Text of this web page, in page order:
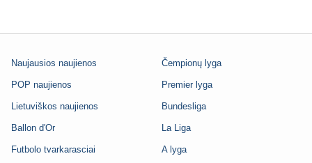
Naujausios naujienos
POP naujienos
Lietuviškos naujienos
Ballon d'Or
Futbolo tvarkarasciai
Čempionų lyga
Premier lyga
Bundesliga
La Liga
A lyga